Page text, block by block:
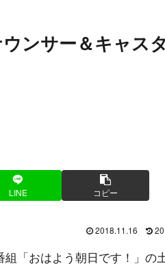
ンサー＆キャス
LINE コピー
2018.11.16
「おはよう朝日です！」の